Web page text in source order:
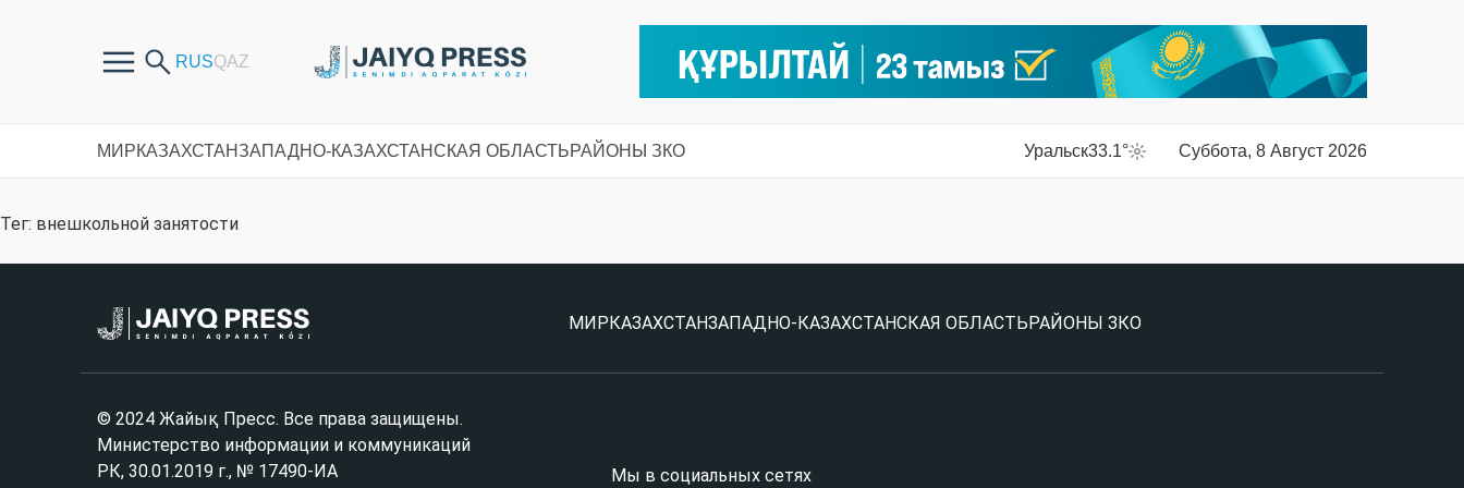
МИРКАЗАХСТАНЗАПАДНО-КАЗАХСТАНСКАЯ ОБЛАСТЬРАЙОНЫ ЗКО Уральск33.1° Суббота, 8 Август 2026
Тег: внешкольной занятости
МИР КАЗАХСТАНЗАПАДНО-КАЗАХСТАНСКАЯ ОБЛАСТЬ РАЙОНЫ ЗКО
© 2024 Жайық Пресс. Все права защищены.
Министерство информации и коммуникаций
РК, 30.01.2019 г., № 17490-ИА
Мы в социальных сетях